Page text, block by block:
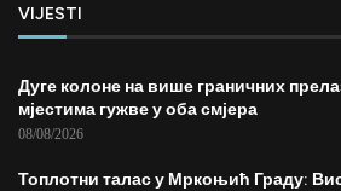
VIJESTI
Дуге колоне на више граничних
мјестима гужве у оба смјера
08/08/2026
Топлотни талас у Мркоњић Граду: